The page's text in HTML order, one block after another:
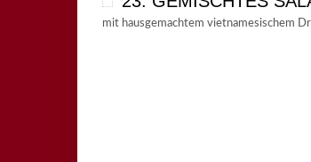
mit hausgemachtem vietnamesischem